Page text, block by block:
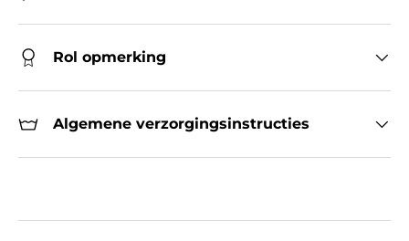
Rol opmerking
Algemene verzorgingsinstructies